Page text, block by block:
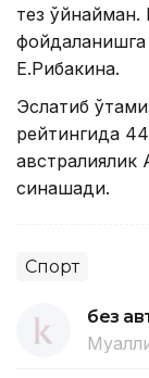
тез ўйнайман.
фойдаланишга
Е.Рибакина.
Эслатиб
рейтингида
австралиялик
синашади.
Спорт
без